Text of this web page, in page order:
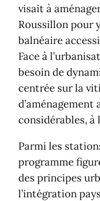
visait à
Roussillon pour
balnéaire
Face à
besoin de
centrée sur la
d’aménagement
considérables,
Parmi les
programme
des principes
l’intégration